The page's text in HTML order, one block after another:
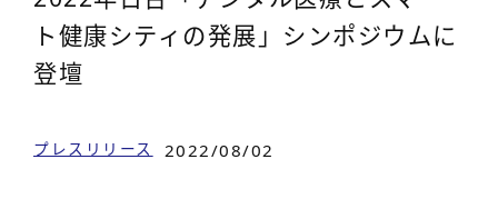
ト健康シティの発展」シンポジウムに
登壇
プレスリリース 2022/08/02